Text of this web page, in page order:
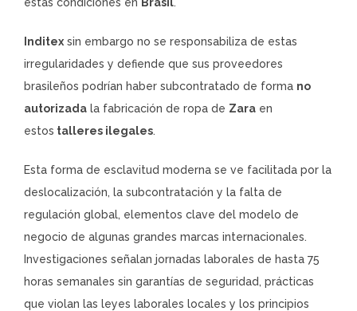
Inditex sin embargo no se responsabiliza de estas
irregularidades y defiende que sus proveedores
brasileños podrían haber subcontratado de forma no
autorizada la fabricación de ropa de Zara en
estos talleres ilegales.
Esta forma de esclavitud moderna se ve facilitada por la
deslocalización, la subcontratación y la falta de
regulación global, elementos clave del modelo de
negocio de algunas grandes marcas internacionales.
Investigaciones señalan jornadas laborales de hasta 75
horas semanales sin garantías de seguridad, prácticas
que violan las leyes laborales locales y los principios